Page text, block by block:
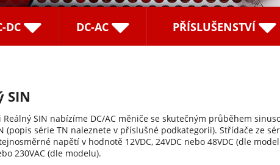
DC DC-AC PŘÍSLUŠENSTVÍ
SIN
Reálný SIN nabízíme DC/AC měniče se skutečným průběhem
(popis série TN naleznete v příslušné podkategorii). Střídače ze
napětí v hodnotě 12VDC, 24VDC nebo 48VDC (dle
230VAC (dle modelu).